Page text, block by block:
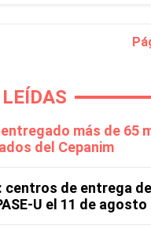
entregado más de 65
del Cepanim
centros de entrega
U el 11 de agosto